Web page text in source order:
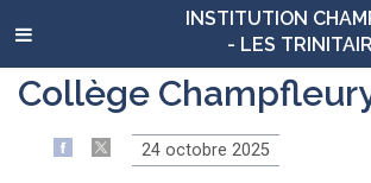
INSTITUTION
- LES
Collège Champfleury
24 octobre 2025